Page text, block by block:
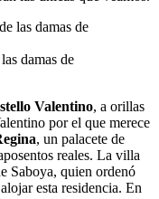
damas de
Valentino, a orillas
por el que merece
, un palacete de
reales. La villa
Saboya, quien ordenó
esta residencia. En